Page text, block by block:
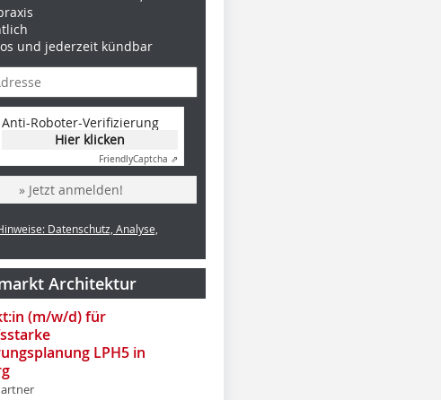
und jederzeit kündbar
Anti-Roboter-Verifizierung
Hier klicken
FriendlyCaptcha ⇗
» Jetzt anmelden!
Datenschutz, Analyse,
Architektur
(m/w/d) für
LPH5 in